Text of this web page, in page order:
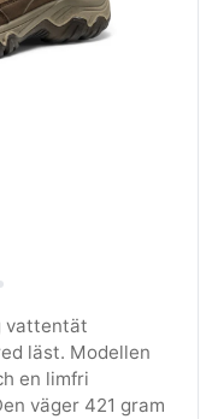
vattentät
läst. Modellen
en limfri
väger 421 gram